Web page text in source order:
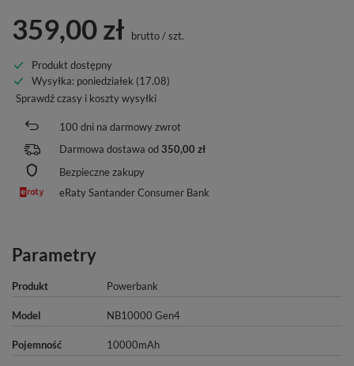
359,00 zł brutto/szt.
Produkt dostępny
Wysyłka: poniedziałek (17.08)
Sprawdź czasy i koszty wysyłki
100 dni na darmowy zwrot
Darmowa dostawa od 350,00 zł
Bezpieczne zakupy
eRaty Santander Consumer Bank
Parametry
Produkt Powerbank
Model NB10000 Gen4
Pojemność 10000mAh